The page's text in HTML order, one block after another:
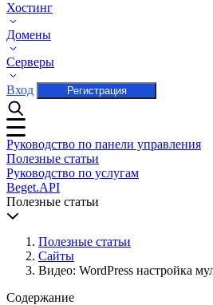
Хостинг
Домены
Серверы
Вход Регистрация
Руководство по панели управления
Полезные статьи
Руководство по услугам
Beget.API
Полезные статьи
Полезные статьи
Сайты
Видео: WordPress настройка
Содержание